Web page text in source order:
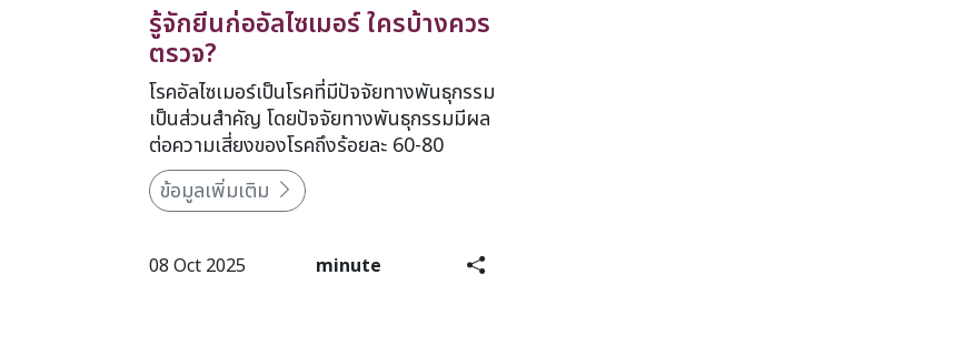
รู้จักยีนก่ออัลไซเมอร์ ใครบ้างควร
ตรวจ?
โรคอัลไซเมอร์เป็นโรคที่มีปัจจัยทางพันธุกรรม
เป็นส่วนสำคัญ โดยปัจจัยทางพันธุกรรมมีผล
ต่อความเสี่ยงของโรคถึงร้อยละ 60-80
ข้อมูลเพิ่มเติม
08 Oct 2025 minute